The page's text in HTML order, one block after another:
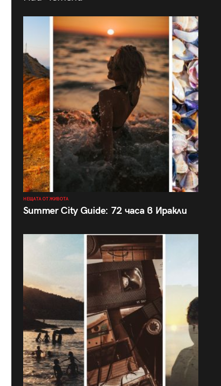
НЕЩАТА ОТ ЖИВОТА
Summer City Guide: 72 часа в Иракли